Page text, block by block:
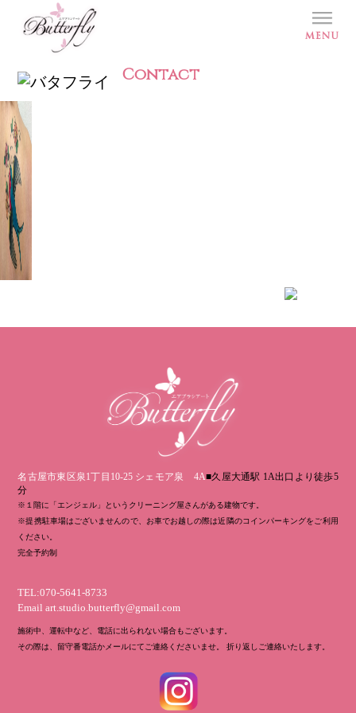
Contact
名古屋市東区泉1丁目10-25 シェモア泉 4A■久屋大通駅 1A出口より徒歩5
分
※１階に「エンジェル」というクリーニング屋さんがある建物です。
※提携駐車場はございませんので、お車でお越しの際は近隣のコインパーキングをご利用
ください。
完全予約制
TEL:070-5641-8733
Emailart.studio.butterfly@gmail.com
施術中、運転中など、電話に出られない場合もございます。
その際は、留守番電話かメールにてご連絡くださいませ。 折り返しご連絡いたします。